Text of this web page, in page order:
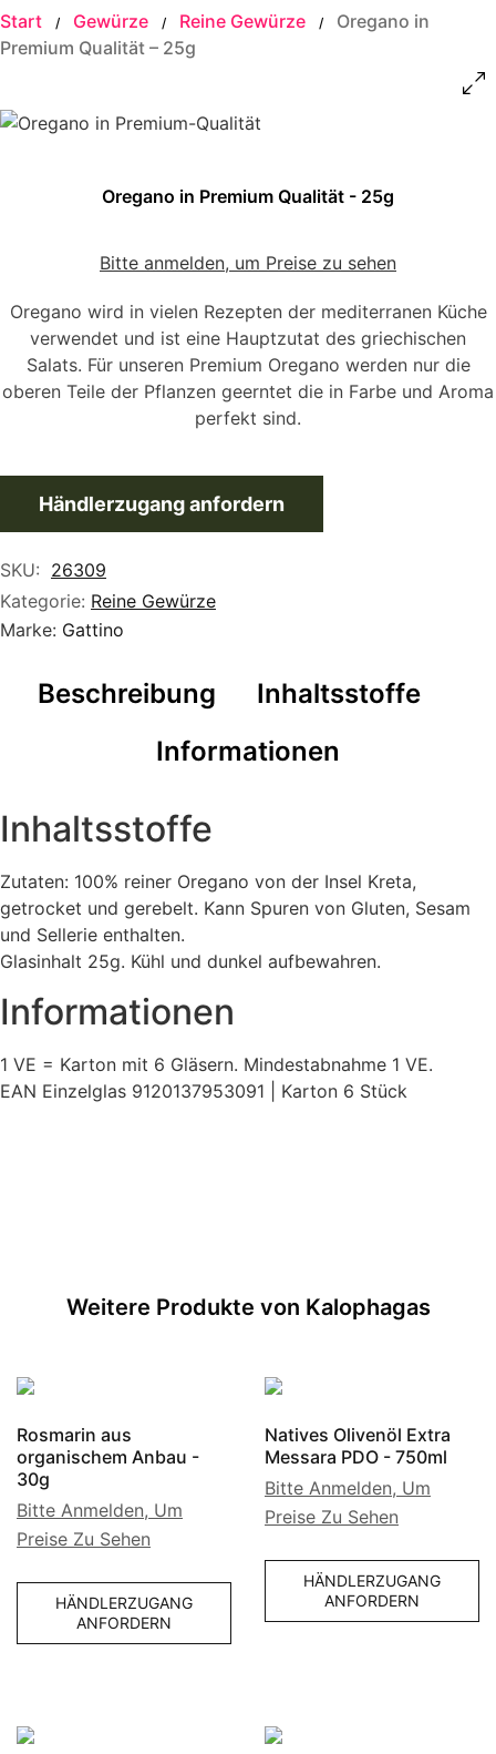
Start / Gewürze / Reine Gewürze /
Oregano in
Premium Qualität – 25g
Oregano in Premium Qualität - 25g
Bitte anmelden, um Preise zu sehen
Oregano wird in vielen Rezepten der mediterranen Küche
verwendet und ist eine Hauptzutat des griechischen
Salats. Für unseren Premium Oregano werden nur die
oberen Teile der Pflanzen geerntet die in Farbe und Aroma
perfekt sind.
Händlerzugang anfordern
SKU: 26309
Kategorie: Reine Gewürze
Marke: Gattino
Beschreibung
Inhaltsstoffe
Informationen
Inhaltsstoffe
Zutaten: 100% reiner Oregano von der Insel Kreta,
getrocket und gerebelt. Kann Spuren von Gluten, Sesam
und Sellerie enthalten.
Glasinhalt 25g. Kühl und dunkel aufbewahren.
Informationen
1 VE = Karton mit 6 Gläsern. Mindestabnahme 1 VE.
EAN Einzelglas 9120137953091 | Karton 6 Stück
Weitere Produkte von Kalophagas
Rosmarin aus
organischem Anbau -
30g
Bitte Anmelden, Um
Preise Zu Sehen
HÄNDLERZUGANG
ANFORDERN
Natives Olivenöl Extra
Messara PDO - 750ml
Bitte Anmelden, Um
Preise Zu Sehen
HÄNDLERZUGANG
ANFORDERN